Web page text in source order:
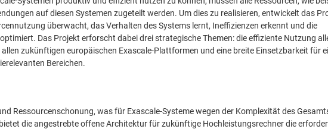
auf diesen Systemen zugeteilt werden. Um dies zu realisieren, entwickelt das
überwacht, das Verhalten des Systems lernt, Ineffizienzen erkennt und die
Das Projekt erforscht dabei drei strategische Themen: die effiziente Nutzung
zukünftigen europäischen Exascale-Plattformen und eine breite Einsetzbarkeit für
Bereichen.
Ressourcenschonung, was für Exascale-Systeme wegen der Komplexität des
die angestrebte offene Architektur für zukünftige Hochleistungsrechner die